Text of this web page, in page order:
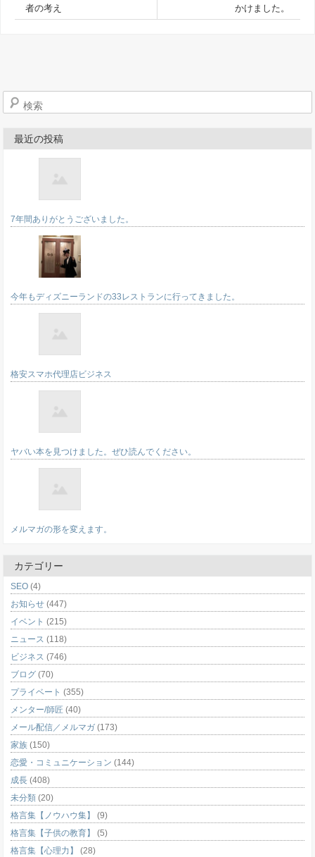
者の考え かけました。
検索
最近の投稿
7年間ありがとうございました。
今年もディズニーランドの33レストランに行ってきました。
格安スマホ代理店ビジネス
ヤバい本を見つけました。ぜひ読んでください。
メルマガの形を変えます。
カテゴリー
SEO (4)
お知らせ (447)
イベント (215)
ニュース (118)
ビジネス (746)
ブログ (70)
プライベート (355)
メンター/師匠 (40)
メール配信／メルマガ (173)
家族 (150)
恋愛・コミュニケーション (144)
成長 (408)
未分類 (20)
格言集【ノウハウ集】
(9)
格言集【子供の教育】
(5)
格言集【心理力】
(28)